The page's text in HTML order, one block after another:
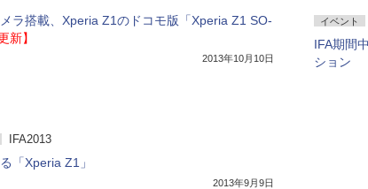
ラ搭載、Xperia Z1のドコモ版「Xperia Z1 SO-
新】
2013年10月10日
イベント
IFA期間
ション
IFA2013
「Xperia Z1」
2013年9月9日